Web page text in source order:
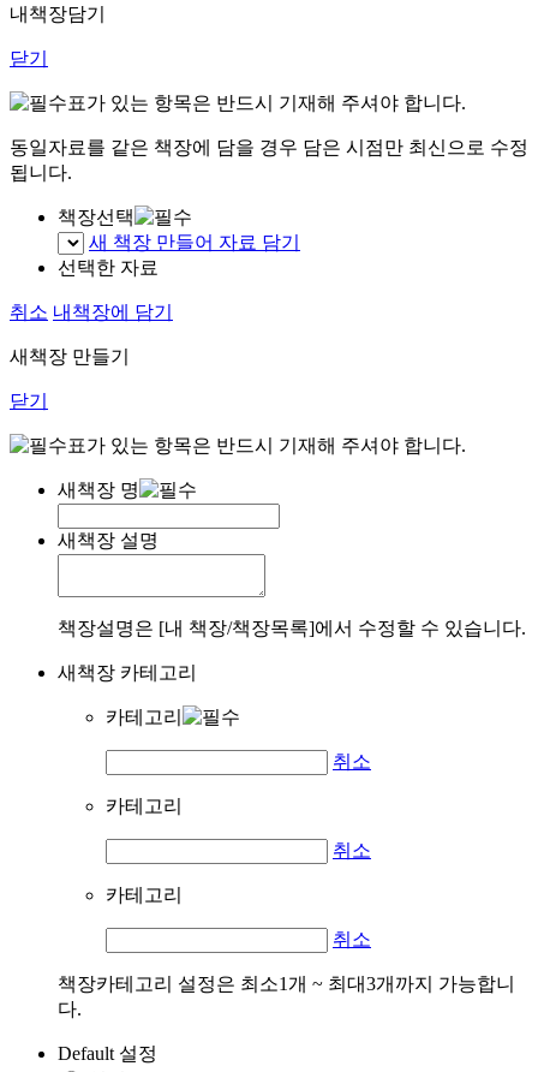
내책장담기
닫기
표가 있는 항목은 반드시 기재해 주셔야 합니다.
동일자료를 같은 책장에 담을 경우 담은 시점만 최신으로 수정
됩니다.
책장선택
새 책장 만들어 자료 담기
선택한 자료
취소 내책장에 담기
새책장 만들기
닫기
표가 있는 항목은 반드시 기재해 주셔야 합니다.
새책장 명
새책장 설명
책장설명은 [내 책장/책장목록]에서 수정할 수 있습니다.
새책장 카테고리
카테고리
취소
카테고리
취소
카테고리
취소
책장카테고리 설정은 최소1개 ~ 최대3개까지 가능합니
다.
Default 설정